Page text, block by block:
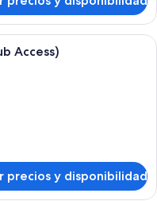
habitación de hotel con un
Access)
precios y disponibilidad